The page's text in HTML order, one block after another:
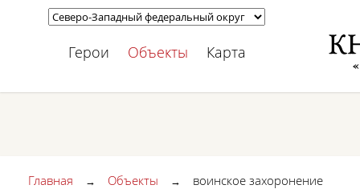
Герои Объекты Карта
Главная → Объекты → воинское захоронение